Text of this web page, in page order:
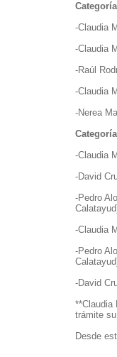
-Claudia
-Claudia
-Raúl
-Claudia
-Nerea
-Claudia
-David
-Pedro
-Claudia
-Pedro
-David
**Claudia
trámite
Desde